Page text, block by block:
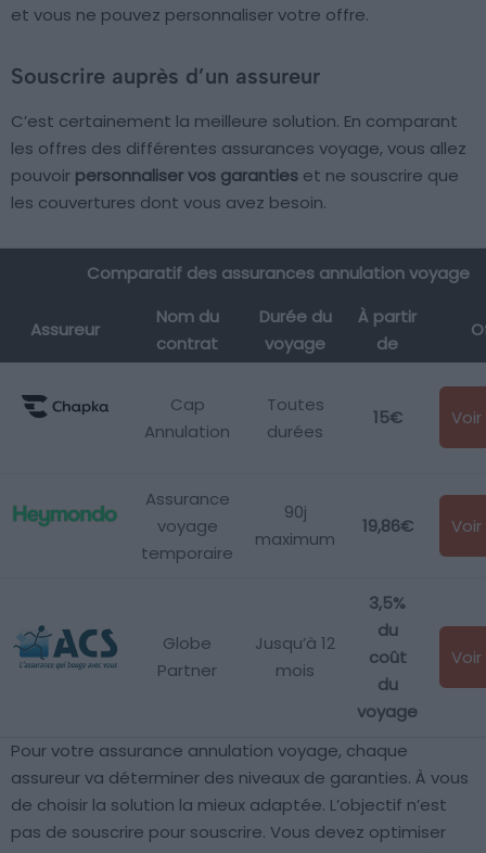
et vous ne pouvez personnaliser votre offre.
Souscrire auprès d’un assureur
C’est certainement la meilleure solution. En comparant
les offres des différentes assurances voyage, vous allez
pouvoir personnaliser vos garanties et ne souscrire que
les couvertures dont vous avez besoin.
Comparatif des assurances annulation voyage
Assureur
Nom du
contrat
Durée du
voyage
À partir
de
Cap
Annulation
Toutes
durées
15€ Voir
Assurance
voyage
temporaire
90j
maximum
19,86€ Voir
Globe
Partner
Jusqu’à 12
mois
3,5%
du
coût
du
voyage
Voir
Pour votre assurance annulation voyage, chaque
assureur va déterminer des niveaux de garanties. À vous
de choisir la solution la mieux adaptée. L’objectif n’est
pas de souscrire pour souscrire. Vous devez optimiser